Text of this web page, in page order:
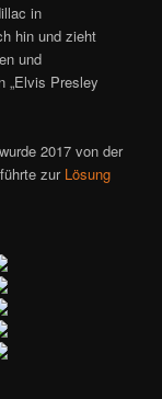
in
hin und zieht
und
„Elvis Presley
2017 von der
zur Lösung